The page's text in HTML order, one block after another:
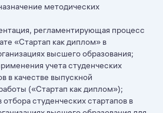
методических
регламентирующая процесс
«Стартап как диплом» в
высшего образования;
учета студенческих
в качестве выпускной
(«Стартап как диплом»);
студенческих стартапов в